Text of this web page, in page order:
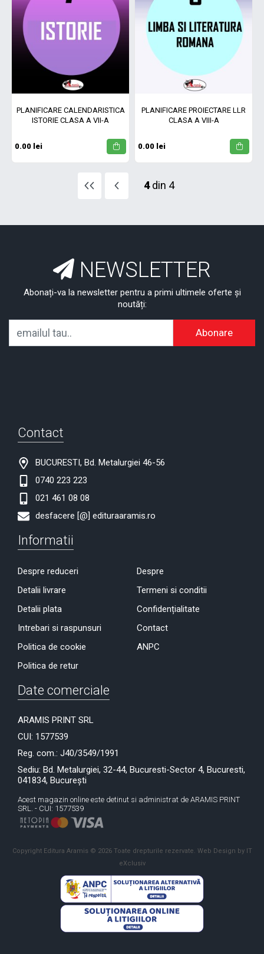
PLANIFICARE CALENDARISTICA
ISTORIE CLASA A VII-A
0.00 lei
PLANIFICARE PROIECTARE LLR
CLASA A VIII-A
0.00 lei
4din 4
NEWSLETTER
Abonați-va la newsletter pentru a primi ultimele oferte și
noutăți:
Abonare
Contact
BUCURESTI, Bd. Metalurgiei 46-56
0740 223 223
021 461 08 08
desfacere [@] edituraaramis.ro
Informatii
Despre reduceri
Detalii livrare
Detalii plata
Intrebari si raspunsuri
Politica de cookie
Politica de retur
Despre
Termeni si conditii
Confidențialitate
Contact
ANPC
Date comerciale
ARAMIS PRINT SRL
CUI: 1577539
Reg. com.: J40/3549/1991
Sediu: Bd. Metalurgiei, 32-44, Bucuresti-Sector 4, Bucuresti,
041834, București
Acest magazin online este detinut si administrat de ARAMIS PRINT
SRL. - CUI: 1577539
Copyright Editura Aramis © 2026 Toate drepturile rezervate. Web Design by IT
eXclusiv